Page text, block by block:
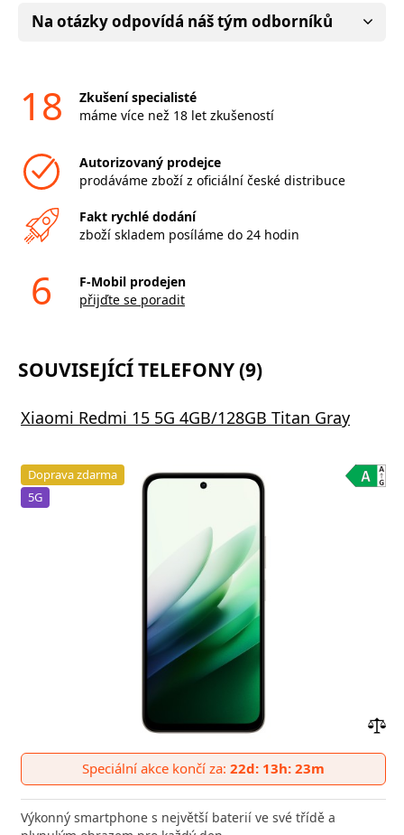
Na otázky odpovídá náš tým odborníků
18
Zkušení specialisté
máme více než 18 let zkušeností
Autorizovaný prodejce
prodáváme zboží z oficiální české distribuce
Fakt rychlé dodání
zboží skladem posíláme do 24 hodin
6
F-Mobil prodejen
přijďte se poradit
SOUVISEJÍCÍ TELEFONY (9)
Xiaomi Redmi 15 5G 4GB/128GB Titan Gray
Doprava zdarma
5G
do
Speciální akce končí za: 22d: 13h: 23m
Výkonný smartphone s největší baterií ve své třídě a